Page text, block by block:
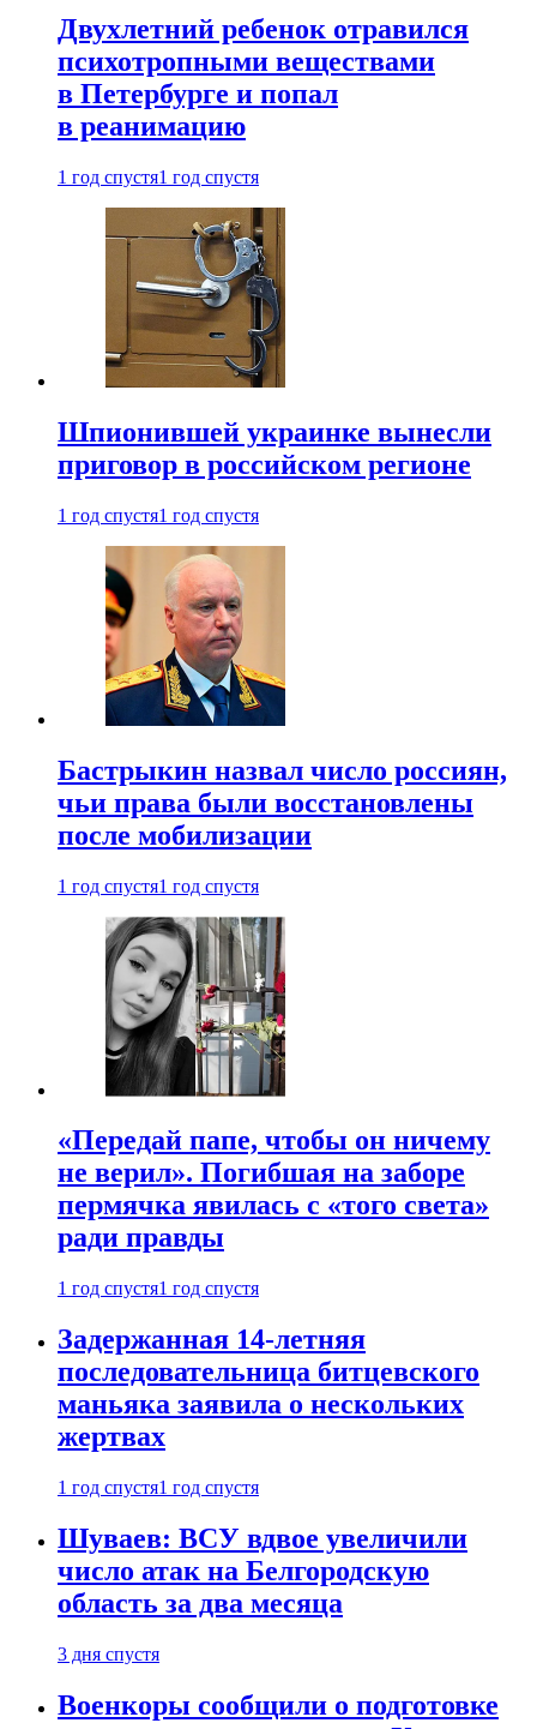
Двухлетний ребенок отравился
психотропными веществами
в Петербурге и попал
в реанимацию
1 год спустя1 год спустя
Шпионившей украинке вынесли
приговор в российском регионе
1 год спустя1 год спустя
Бастрыкин назвал число россиян,
чьи права были восстановлены
после мобилизации
1 год спустя1 год спустя
«Передай папе, чтобы он ничему
не верил». Погибшая на заборе
пермячка явилась с «того света»
ради правды
1 год спустя1 год спустя
Задержанная 14-летняя
последовательница битцевского
маньяка заявила о нескольких
жертвах
1 год спустя1 год спустя
Шуваев: ВСУ вдвое увеличили
число атак на Белгородскую
область за два месяца
3 дня спустя
Военкоры сообщили о подготовке